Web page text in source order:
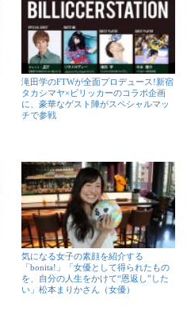
滝田学のFTWが全面プロデュース!新宿
タカシマヤ×ビリッカーのコラボ企画
に、豪華なゲスト陣がスペシャルマッ
チで参戦
気になる女子の素顔を紹介する
「bonita!」「女優として得られたもの
を、自分の人生をかけて“恩返し”した
い」松本まりかさん（女優）